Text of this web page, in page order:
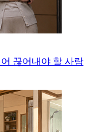
끊어내야 할 사람